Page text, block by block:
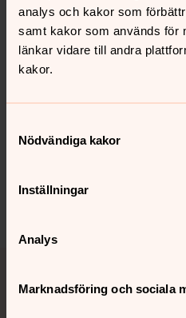
analys och kakor som
samt kakor som används för
länkar vidare till andra
kakor.
Nödvändiga kakor
Inställningar
Analys
Marknadsföring och sociala
Synpunkter eller